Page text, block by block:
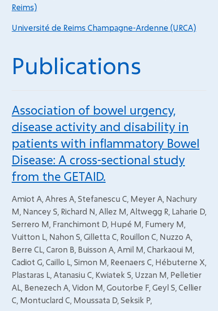
Reims)
Université de Reims Champagne-Ardenne (URCA)
Publications
Association of bowel urgency,
disease activity and disability in
patients with inflammatory Bowel
Disease: A cross-sectional study
from the GETAID.
Amiot A, Ahres A, Stefanescu C, Meyer A, Nachury
M, Nancey S, Richard N, Allez M, Altwegg R, Laharie D,
Serrero M, Franchimont D, Hupé M, Fumery M,
Vuitton L, Nahon S, Gilletta C, Rouillon C, Nuzzo A,
Berre CL, Caron B, Buisson A, Amil M, Charkaoui M,
Cadiot G, Caillo L, Simon M, Reenaers C, Hébuterne X,
Plastaras L, Atanasiu C, Kwiatek S, Uzzan M, Pelletier
AL, Benezech A, Vidon M, Goutorbe F, Geyl S, Cellier
C, Montuclard C, Moussata D, Seksik P,